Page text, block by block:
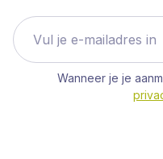
Wanneer je je